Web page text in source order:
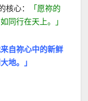
核心：
「愿祢的
同行在天上。」
自祢心中的新鲜
地。」